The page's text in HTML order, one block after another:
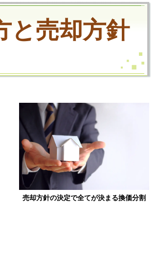
と売却方針
売却方針の決定で全てが決まる換価分割